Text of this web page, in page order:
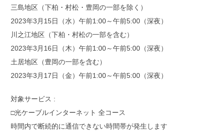
三島地区（下柏・村松・豊岡の一部を除く）
2023年3月15日（水）午前1:00～午前5:00（深夜）
川之江地区（下柏・村松の一部を含む）
2023年3月16日（木）午前1:00～午前5:00（深夜）
土居地区（豊岡の一部を含む）
2023年3月17日（金）午前1:00～午前5:00（深夜）
対象サービス :
□光ケーブルインターネット 全コース
時間内で断続的に通信できない時間帯が発生します